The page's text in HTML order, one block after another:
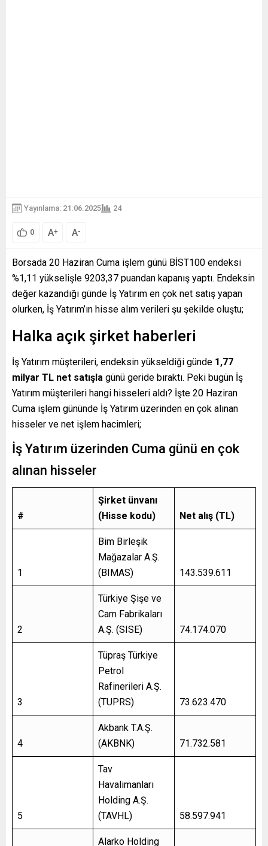
Yayınlama: 21.06.2025 24
0 A+ A-
Borsada 20 Haziran Cuma işlem günü BİST100 endeksi
%1,11 yükselişle 9203,37 puandan kapanış yaptı. Endeksin
değer kazandığı günde İş Yatırım en çok net satış yapan
olurken, İş Yatırım’ın hisse alım verileri şu şekilde oluştu;
Halka açık şirket haberleri
İş Yatırım müşterileri, endeksin yükseldiği günde 1,77
milyar TL net satışla günü geride bıraktı. Peki bugün İş
Yatırım müşterileri hangi hisseleri aldı? İşte 20 Haziran
Cuma işlem gününde İş Yatırım üzerinden en çok alınan
hisseler ve net işlem hacimleri;
İş Yatırım üzerinden Cuma günü en çok
alınan hisseler
#
Şirket ünvanı
(Hisse kodu)
Net alış (TL)
1
Bim Birleşik
Mağazalar A.Ş.
(BIMAS)
143.539.611
2
Türkiye Şişe ve
Cam Fabrikaları
A.Ş. (SISE)
74.174.070
3
Tüpraş Türkiye
Petrol
Rafinerileri A.Ş.
(TUPRS)
73.623.470
4
Akbank T.A.Ş.
(AKBNK)
71.732.581
5
Tav
Havalimanları
Holding A.Ş.
(TAVHL)
58.597.941
Alarko Holding